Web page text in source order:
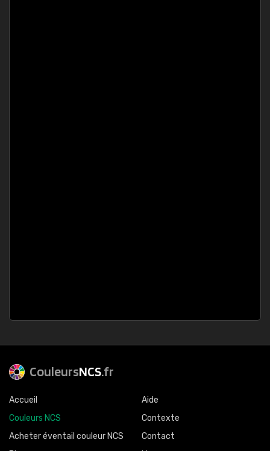
CouleursNCS.fr
Accueil
Couleurs NCS
Acheter éventail couleur NCS
Aide
Contexte
Contact